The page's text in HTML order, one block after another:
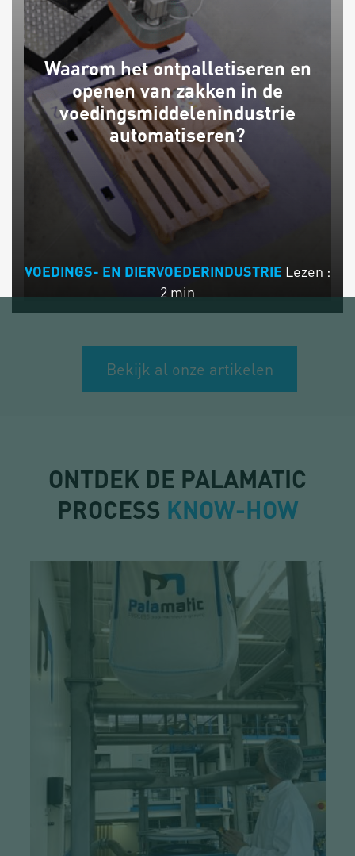
Waarom het ontpalletiseren en
openen van zakken in de
voedingsmiddelenindustrie
automatiseren?
VOEDINGS- EN DIERVOEDERINDUSTRIE Lezen :
2 min
Bekijk al onze artikelen
ONTDEK DE PALAMATIC
PROCESS KNOW-HOW